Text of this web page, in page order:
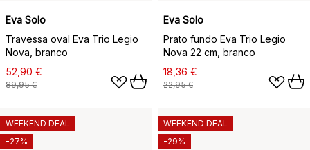
Eva Solo
Travessa oval Eva Trio Legio
Nova, branco
52,90 €
89,95 €
Eva Solo
Prato fundo Eva Trio Legio
Nova 22 cm, branco
18,36 €
22,95 €
WEEKEND DEAL
-27%
WEEKEND DEAL
-29%